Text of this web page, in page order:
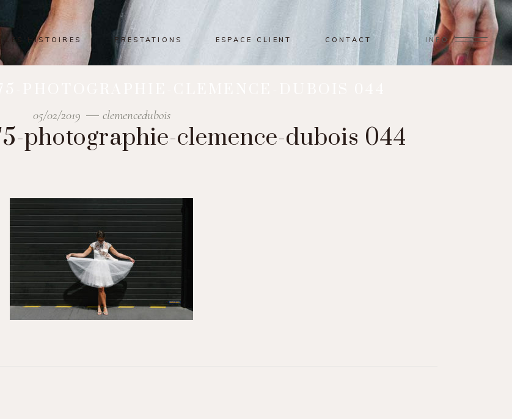
LES HISTOIRES PRESTATIONS ESPACE CLIENT CONTACT INFO
05/02/2019 clemencedubois
photographie-clemence-dubois 044